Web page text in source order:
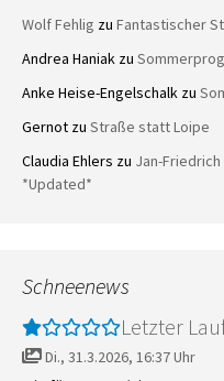
Wolf Fehlig zu Fantastischer
Andrea Haniak zu
Anke Heise-Engelschalk zu
Gernot zu Straße statt Loipe
Claudia Ehlers zu Jan-
*Updated*
Schneenews
Letzter
Di., 31.3.2026, 16:37 Uhr